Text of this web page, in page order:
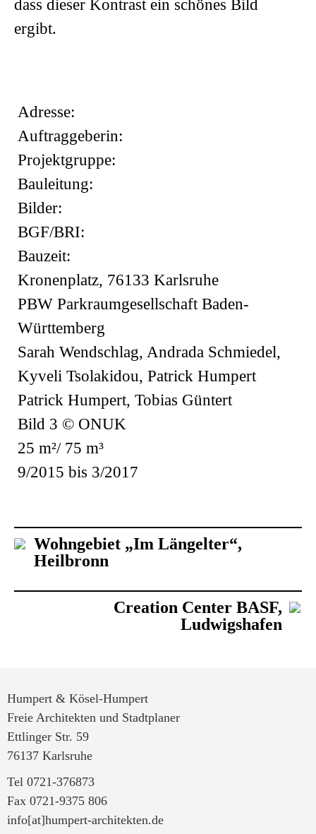
dass dieser Kontrast ein schönes Bild
ergibt.
Adresse:
Auftraggeberin:
Projektgruppe:
Bauleitung:
Bilder:
BGF/BRI:
Bauzeit:
Kronenplatz, 76133 Karlsruhe
PBW Parkraumgesellschaft Baden-
Württemberg
Sarah Wendschlag, Andrada Schmiedel,
Kyveli Tsolakidou, Patrick Humpert
Patrick Humpert, Tobias Güntert
Bild 3 © ONUK
25 m²/ 75 m³
9/2015 bis 3/2017
Wohngebiet „Im Längelter“,
Heilbronn
Creation Center BASF,
Ludwigshafen
Humpert & Kösel-Humpert
Freie Architekten und Stadtplaner
Ettlinger Str. 59
76137 Karlsruhe
Tel 0721-376873
Fax 0721-9375 806
info[at]humpert-architekten.de